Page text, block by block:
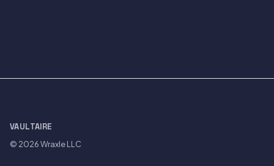
VAULTAIRE
© 2026Wraxle LLC